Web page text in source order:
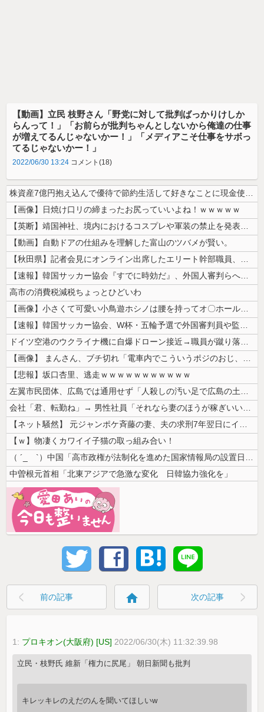
【動画】立民 枝野さん「野党に対して批判ばっかりけしか
らんって！」「お前らが批判ちゃんとしないから俺達の仕事
が増えてるんじゃないかー！」「メディアこそ仕事をサボっ
てるじゃないかー！」
2022/06/30 13:24 コメント(18)
株資産7億円抱え込んで優待で節約生活して好きなことに現金使わないまま死...
【画像】日焼け口リの締まったお尻っていいよね！ｗｗｗｗｗ
【英断】靖国神社、境内におけるコスプレや軍装の禁止を発表「厳粛で神聖な...
【動画】自動ドアの仕組みを理解した富山のツバメが賢い。
【秋田県】記者会見にオンライン出席したエリート幹部職員、バスローブ姿で...
【速報】韓国サッカー協会『すでに時効だ』、外国人審判らへ性的接待疑惑→...
高市の消費税減税ちょっとひどいわ
【画像】小さくて可愛い小鳥遊ホシノは腰を持ってオ〇ホールを使うかの様な...
【速報】韓国サッカー協会、W杯・五輪予選で外国審判員や監督官を性接待！...
ドイツ空港のウクライナ機に自爆ドローン接近→職員が蹴り落とす→偶然起爆...
【画像】 まんさん、ブチ切れ「電車内でこういうポジのおじ、ガチでイラネ...
【悲報】坂口杏里、逃走ｗｗｗｗｗｗｗｗｗｗｗ
左翼市民団体、広島では通用せず「人殺しの汚い足で広島の土を踏むな！」→...
会社「君、転勤ね」→ 男性社員「それなら妻のほうが稼ぎいいんで辞めます...
【ネット騒然】 元ジャンポケ斉藤の妻、夫の求刑7年翌日にインスタ更新！...
【ｗ】物凄くカワイイ子猫の取っ組み合い！
（ ´_ゝ`）中国「高市政権が法制化を進めた国家情報局の設置日が7月3...
中曽根元首相「北東アジアで急激な変化 日韓協力強化を」
前の記事 home 次の記事
1: プロキオン(大阪府) [US] 2022/06/30(木) 11:32:39.98
立民・枝野氏 維新「権力に尻尾」 朝日新聞も批判
キレッキレのえだのんを聞いてほしいw